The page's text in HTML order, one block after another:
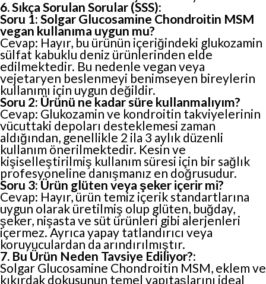
6. Sıkça Sorulan Sorular (SSS):
Soru 1: Solgar Glucosamine Chondroitin MSM
vegan kullanıma uygun mu?
Cevap: Hayır, bu ürünün içeriğindeki glukozamin
sülfat kabuklu deniz ürünlerinden elde
edilmektedir. Bu nedenle vegan veya
vejetaryen beslenmeyi benimseyen bireylerin
kullanımı için uygun değildir.
Soru 2: Ürünü ne kadar süre kullanmalıyım?
Cevap: Glukozamin ve kondroitin takviyelerinin
vücuttaki depoları desteklemesi zaman
aldığından, genellikle 2 ila 3 aylık düzenli
kullanım önerilmektedir. Kesin ve
kişiselleştirilmiş kullanım süresi için bir sağlık
profesyoneline danışmanız en doğrusudur.
Soru 3: Ürün glüten veya şeker içerir mi?
Cevap: Hayır, ürün temiz içerik standartlarına
uygun olarak üretilmiş olup glüten, buğday,
şeker, nişasta ve süt ürünleri gibi alerjenleri
içermez. Ayrıca yapay tatlandırıcı veya
koruyuculardan da arındırılmıştır.
7. Bu Ürün Neden Tavsiye Ediliyor?:
Solgar Glucosamine Chondroitin MSM, eklem ve
kıkırdak dokusunun temel yapıtaşlarını ideal